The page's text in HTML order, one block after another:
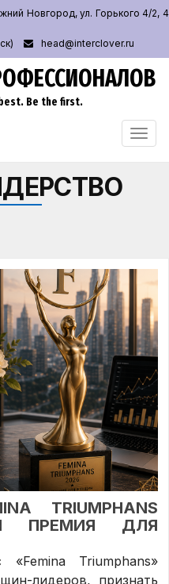
Новгород, ул. Горького 4/2, 4
head@interclover.ru
Be the first.
TRIUMPHANS
ПРЕМИЯ ДЛЯ
Triumphans»
лидеров, признать